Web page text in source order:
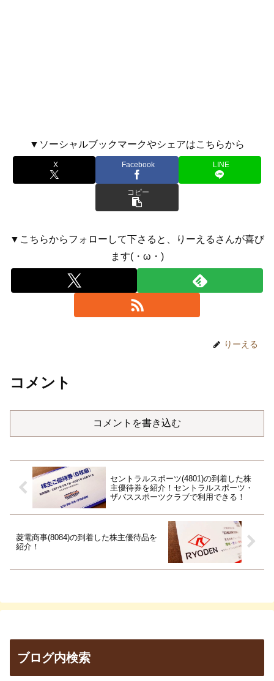
▼ソーシャルブックマークやシェアはこちらから
X Facebook LINE
コピー
▼こちらからフォローして下さると、りーえるさんが喜び
ます(・ω・)
りーえる
コメント
コメントを書き込む
セントラルスポーツ(4801)の到着した株
主優待券を紹介！セントラルスポーツ・
ザバススポーツクラブで利用できる！
菱電商事(8084)の到着した株主優待品を
紹介！
ブログ内検索